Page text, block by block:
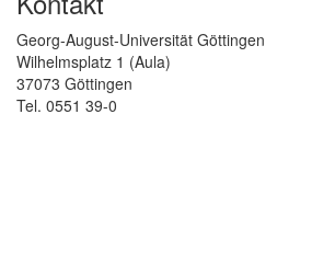
Georg-August-Universität Göttingen
Wilhelmsplatz 1 (Aula)
37073 Göttingen
Tel. 0551 39-0